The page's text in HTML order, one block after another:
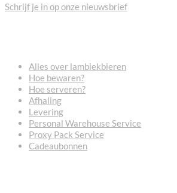
Schrijf je in op onze nieuwsbrief
Alles over lambiekbieren
Hoe bewaren?
Hoe serveren?
Afhaling
Levering
Personal Warehouse Service
Proxy Pack Service
Cadeaubonnen